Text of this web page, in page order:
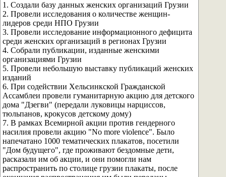
1. Создали базу данных женских организаций Грузии
2. Провели исследования о количестве женщин-
лидеров среди НПО Грузии
3. Провели исследование информационного дефицита
среди женских организаций в регионах Грузии
4. Собрали публикации, изданные женскими
организациями Грузии
5. Провели небольшую выставку публикаций женских
изданий
6. При содействии Хельсинкской Гражданской
Ассамблеи провели гуманитарную акцию для детского
дома "Дзегви" (передали луковицы нарциссов,
тюльпанов, крокусов детскому дому)
7. В рамках Всемирной акции против гендерного
насилия провели акцию "No more violence". Было
напечатано 1000 тематических плакатов, посетили
"Дом будущего", где проживают бездомные дети,
расказали им об акции, и они помогли нам
распространить по столице грузии плакаты, после